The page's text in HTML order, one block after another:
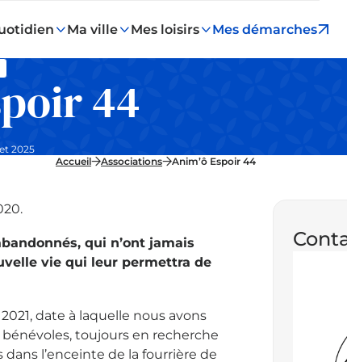
Ma ville Mes loisirs Mes démarches
44
2025
Accueil Associations Anim’ô Espoir 44
qui n’ont jamais
vie qui leur permettra de
date à laquelle nous avons
toujours en recherche
l’enceinte de la fourrière de